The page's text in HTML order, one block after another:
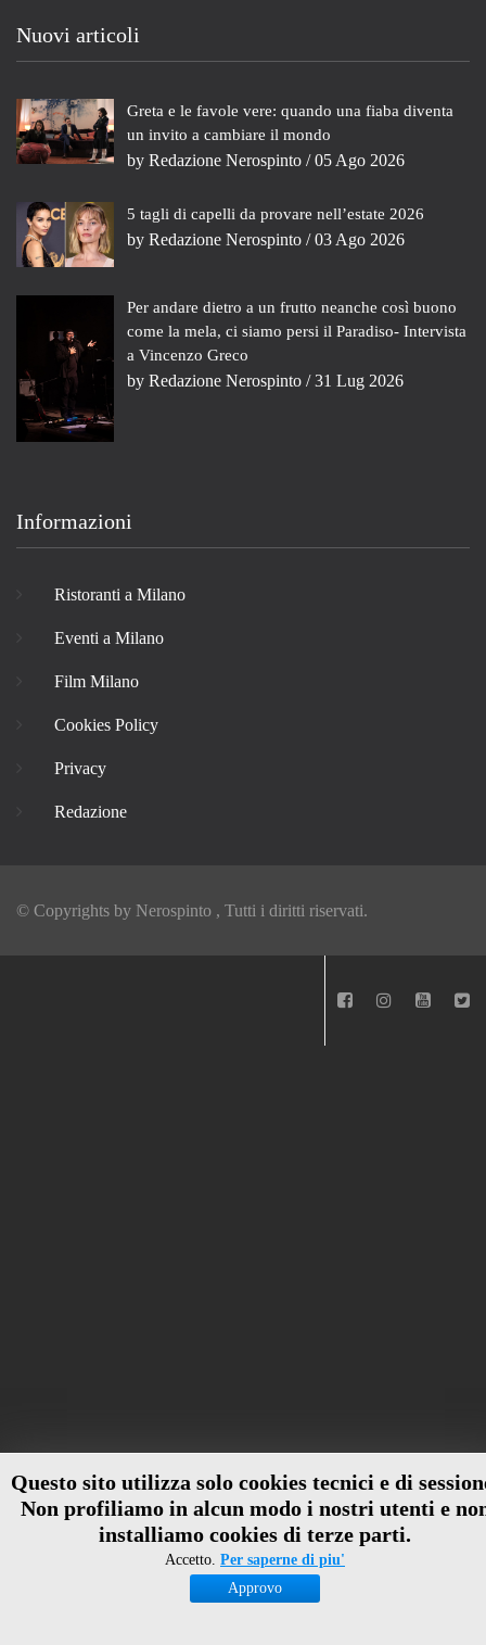
Questo sito utilizza solo cookies tecnici e di
Non profiliamo in alcun modo i nostri utenti e
installiamo cookies di terze parti.
Accetto. Per saperne di piu'
Approvo
Nuovi articoli
Greta e le favole vere: quando una fiaba diventa
un invito a cambiare il mondo
by Redazione Nerospinto / 05 Ago 2026
5 tagli di capelli da provare nell’estate 2026
by Redazione Nerospinto / 03 Ago 2026
Per andare dietro a un frutto neanche così buono
come la mela, ci siamo persi il Paradiso- Intervista
a Vincenzo Greco
by Redazione Nerospinto / 31 Lug 2026
Informazioni
Ristoranti a Milano
Eventi a Milano
Film Milano
Cookies Policy
Privacy
Redazione
© Copyrights by Nerospinto , Tutti i diritti riservati.